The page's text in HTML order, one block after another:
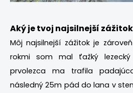
Aký je tvoj najsilnejší
Môj najsilnejší zážitok je
rokmi som mal ťažký
prvolezca ma trafila
následný 25m pád do lana v